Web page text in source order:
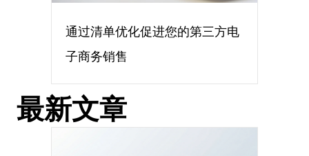
通过清单优化促进您的第三方电
子商务销售
最新文章